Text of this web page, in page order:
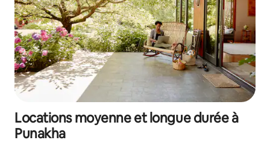
Locations moyenne et longue durée à
Punakha